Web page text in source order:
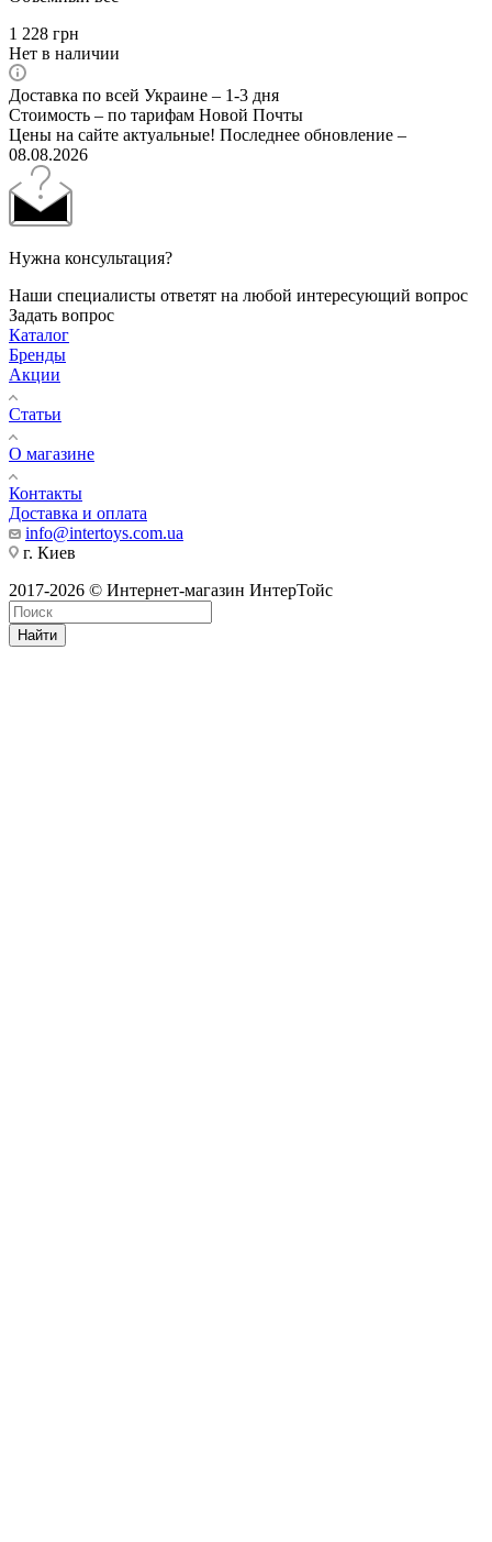
1 228 грн
Нет в наличии
Доставка по всей Украине – 1-3 дня
Стоимость – по тарифам Новой Почты
Цены на сайте актуальные! Последнее обновление –
08.08.2026
Нужна консультация?
Наши специалисты ответят на любой интересующий вопрос
Задать вопрос
Каталог
Бренды
Акции
Статьи
О магазине
Контакты
Доставка и оплата
info@intertoys.com.ua
г. Киев
2017-2026 © Интернет-магазин ИнтерТойс
Найти